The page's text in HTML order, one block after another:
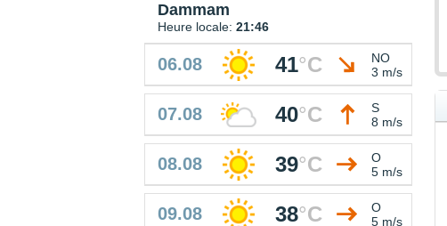
Dammam
Heure locale: 21:46
06.08 41°C
NO
3 m/s
07.08 40°C
S
8 m/s
08.08 39°C
O
5 m/s
09.08 38°C
O
5 m/s